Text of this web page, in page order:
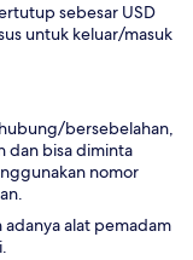
sebesar USD
untuk keluar/masuk
bersebelahan,
dan bisa diminta
nomor
alat pemadam